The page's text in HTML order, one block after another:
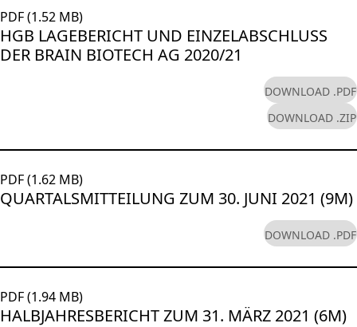
PDF (1.52 MB)
HGB LAGEBERICHT UND EINZELABSCHLUSS
DER BRAIN BIOTECH AG 2020/21
DOWNLOAD .PDF
DOWNLOAD .ZIP
PDF (1.62 MB)
QUARTALSMITTEILUNG ZUM 30. JUNI 2021 (9M)
DOWNLOAD .PDF
PDF (1.94 MB)
HALBJAHRESBERICHT ZUM 31. MÄRZ 2021 (6M)